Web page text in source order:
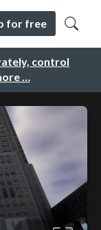
control
…
for free